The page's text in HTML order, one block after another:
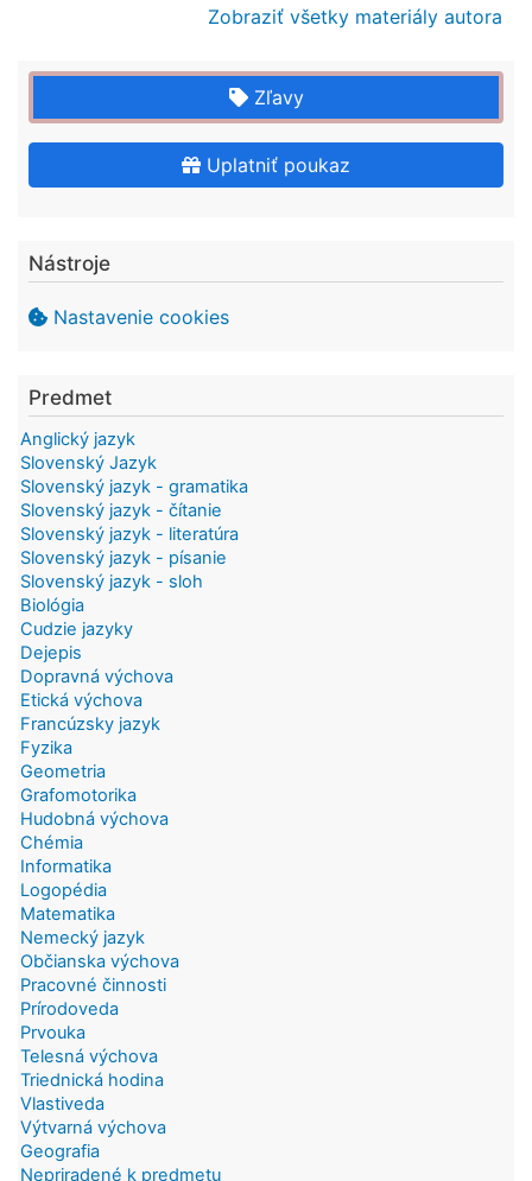
Zobraziť všetky materiály autora
Zľavy
Uplatniť poukaz
Nástroje
Nastavenie cookies
Predmet
Anglický jazyk
Slovenský Jazyk
Slovenský jazyk - gramatika
Slovenský jazyk - čítanie
Slovenský jazyk - literatúra
Slovenský jazyk - písanie
Slovenský jazyk - sloh
Biológia
Cudzie jazyky
Dejepis
Dopravná výchova
Etická výchova
Francúzsky jazyk
Fyzika
Geometria
Grafomotorika
Hudobná výchova
Chémia
Informatika
Logopédia
Matematika
Nemecký jazyk
Občianska výchova
Pracovné činnosti
Prírodoveda
Prvouka
Telesná výchova
Triednická hodina
Vlastiveda
Výtvarná výchova
Geografia
Nepriradené k predmetu